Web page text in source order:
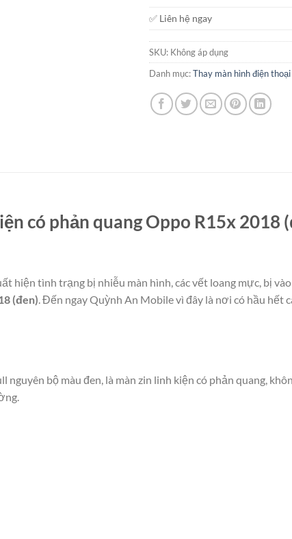
✅ Liên hệ ngay
SKU: Không áp dụng
Danh mục:Thay màn hình điện thoại
có phản quang Oppo R15x 2018
hiện tình trạng bị nhiễu màn hình, các vết loang mực, bị
(đen). Đến ngay Quỳnh An Mobile vì đây là nơi có hầu hết
nguyên bộ màu đen, là màn zin linh kiện có phản quang,